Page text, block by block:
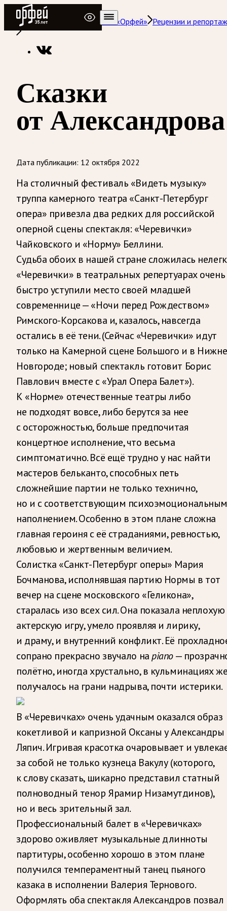
Радио Орфей
Радио классической музыки «Орфей» Рецензии и
Сказки
от Александрова
Дата публикации: 12 октября 2022
На столичный фестиваль «Видеть музыку»
труппа камерного театра «Санкт-Петербург
опера» привезла два редких для российской
оперной сцены спектакля: «Черевички»
Чайковского и «Норму» Беллини.
Судьба обоих в нашей стране сложилась
«Черевички» в театральных репертуарах очень
быстро уступили место своей младшей
современнице — «Ночи перед Рождеством»
Римского-Корсакова и, казалось, навсегда
остались в её тени. (Сейчас «Черевички» идут
только на Камерной сцене Большого и в
Новгороде; новый спектакль готовит Борис
Павлович вместе с «Урал Опера Балет»).
К «Норме» отечественные театры либо
не подходят вовсе, либо берутся за нее
с осторожностью, больше предпочитая
концертное исполнение, что весьма
симптоматично. Всё ещё трудно у нас найти
мастеров бельканто, способных петь
сложнейшие партии не только технично,
но и с соответствующим психоэмоциональным
наполнением. Особенно в этом плане сложна
главная героиня с её страданиями, ревностью,
любовью и жертвенным величием.
Солистка «Санкт-Петербург оперы» Мария
Бочманова, исполнявшая партию Нормы в тот
вечер на сцене московского «Геликона»,
старалась изо всех сил. Она показала неплохую
актерскую игру, умело проявляя и лирику,
и драму, и внутренний конфликт. Её
сопрано прекрасно звучало наpiano—
полётно, иногда хрустально, в кульминациях
получалось на грани надрыва, почти истерики.
В «Черевичках» очень удачным оказался образ
кокетливой и капризной Оксаны у Александры
Ляпич. Игривая красотка очаровывает и
за собой не только кузнеца Вакулу (которого,
к слову сказать, шикарно представил статный
полноводный тенор Ярамир Низамутдинов),
но и весь зрительный зал.
Профессиональный балет в «Черевичках»
здорово оживляет музыкальные длинноты
партитуры, особенно хорошо в этом плане
получился темпераментный танец пьяного
казака в исполнении Валерия Тернового.
Оформлять оба спектакля Александров позвал